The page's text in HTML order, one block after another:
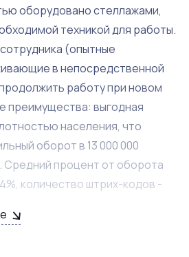
оборудовано стеллажами,
техникой для работы.
(опытные
в непосредственной
работу при новом
преимущества: выгодная
населения, что
оборот в 13 000 000
процент от оборота
количество штрих-кодов -
по отработанным